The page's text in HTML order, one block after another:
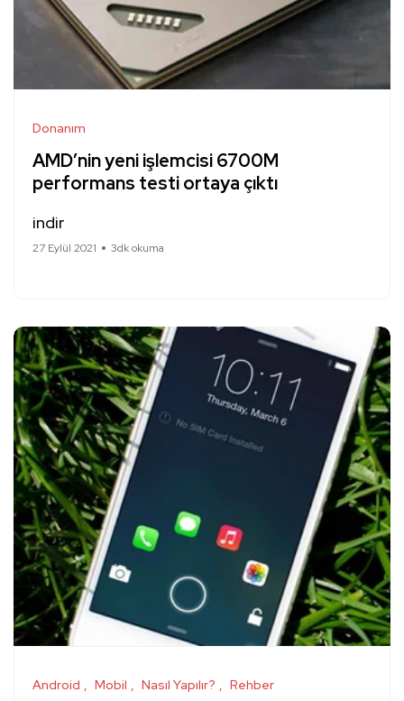
Donanım
AMD’nin yeni işlemcisi 6700M
performans testi ortaya çıktı
indir
27 Eylül 2021 3dk okuma
Android Mobil Nasıl Yapılır? Rehber